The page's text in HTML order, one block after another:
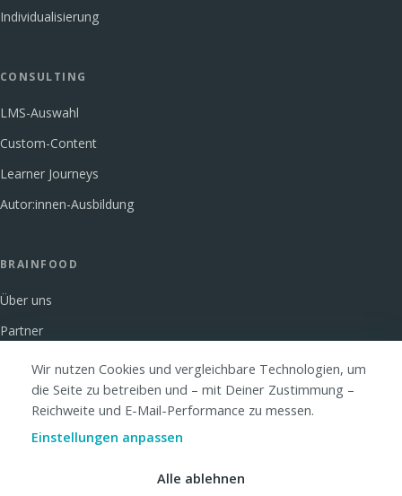
Individualisierung
CONSULTING
LMS-Auswahl
Custom-Content
Learner Journeys
Autor:innen-Ausbildung
BRAINFOOD
Über uns
Partner
GlossarWir nutzen Cookies und vergleichbare Technologien, um
die Seite zu betreiben und – mit Deiner Zustimmung –
Reichweite und E-Mail-Performance zu messen.
Einstellungen anpassen
Alle ablehnen